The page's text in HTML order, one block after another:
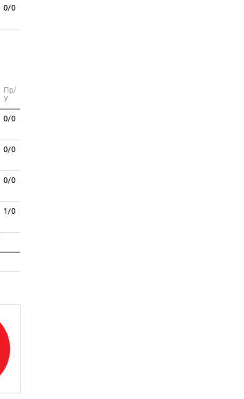
0/0
Пр/
У
0/0
0/0
0/0
1/0